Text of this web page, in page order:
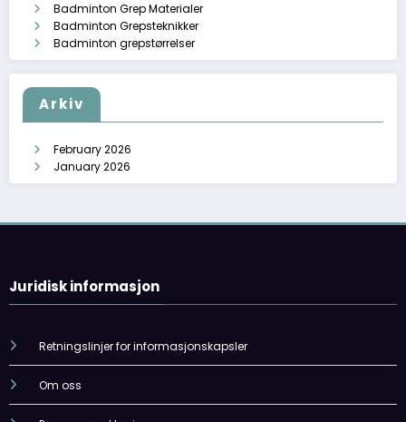
Badminton Grep Materialer
Badminton Grepsteknikker
Badminton grepstørrelser
Arkiv
February 2026
January 2026
Juridisk informasjon
Retningslinjer for informasjonskapsler
Om oss